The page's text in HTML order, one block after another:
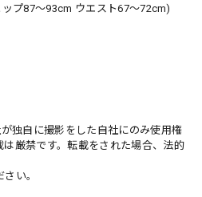
プ87〜93cm ウエスト67〜72cm)
独自に撮影をした自社にのみ使用権
は厳禁です。転載をされた場合、法的
い。